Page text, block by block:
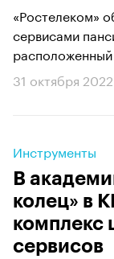
«Ростелеком»
сервисами
31 октября 2022
Инструменты
В
колец» в
комплекс
сервисов